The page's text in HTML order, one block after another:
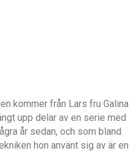
kommer från Lars fru Galina
upp delar av en serie med
år sedan, och som bland
hon använt sig av är en